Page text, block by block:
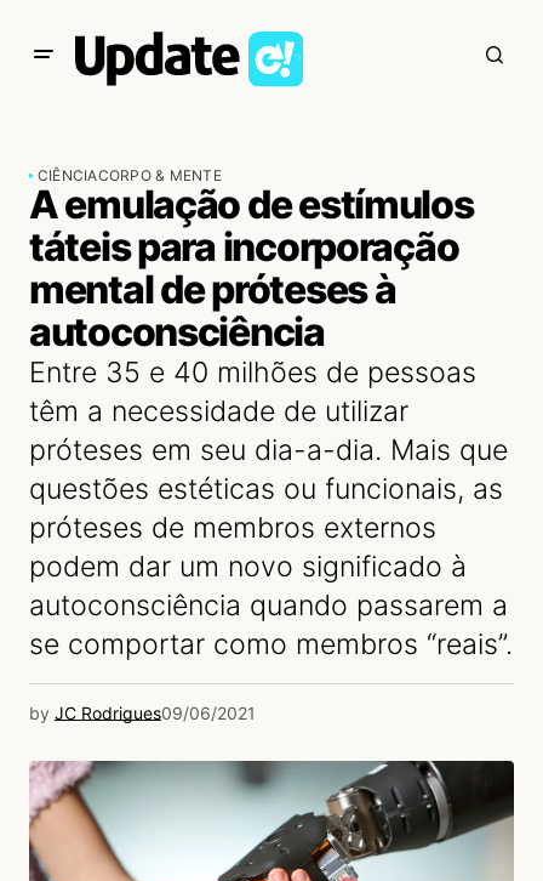
CIÊNCIACORPO & MENTE
A emulação de estímulos
táteis para incorporação
mental de próteses à
autoconsciência
Entre 35 e 40 milhões de pessoas
têm a necessidade de utilizar
próteses em seu dia-a-dia. Mais que
questões estéticas ou funcionais, as
próteses de membros externos
podem dar um novo significado à
autoconsciência quando passarem a
se comportar como membros “reais”.
by JC Rodrigues09/06/2021